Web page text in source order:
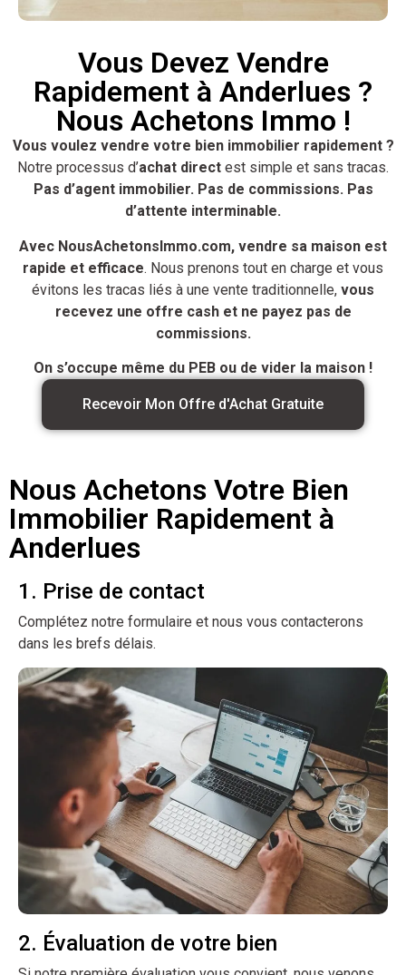
Vous Devez Vendre
Rapidement à Anderlues ?
Nous Achetons Immo !
Vous voulez vendre votre bien immobilier rapidement ?
Notre processus d’achat direct est simple et sans tracas.
Pas d’agent immobilier. Pas de commissions. Pas
d’attente interminable.
Avec NousAchetonsImmo.com, vendre sa maison est
rapide et efficace. Nous prenons tout en charge et vous
évitons les tracas liés à une vente traditionnelle, vous
recevez une offre cash et ne payez pas de
commissions.
On s’occupe même du PEB ou de vider la maison !
Recevoir Mon Offre d'Achat Gratuite
Nous Achetons Votre Bien
Immobilier Rapidement à
Anderlues
1. Prise de contact
Complétez notre formulaire et nous vous contacterons
dans les brefs délais.
2. Évaluation de votre bien